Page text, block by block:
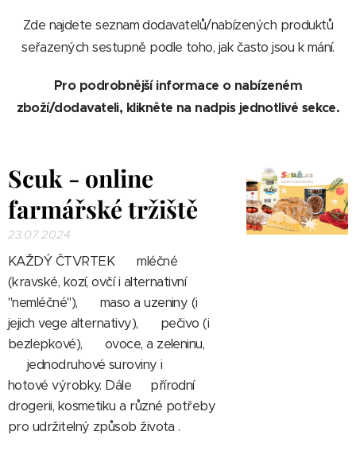
Zde najdete seznam dodavatelů/nabízených produktů
seřazených sestupně podle toho, jak často jsou k mání.
Pro podrobnější informace o nabízeném
zboží/dodavateli, klikněte na nadpis jednotlivé sekce.
Scuk - online
farmářské tržiště
23.07.2024
KAŽDÝ ČTVRTEK
🧈 mléčné
(kravské, kozí, ovčí i alternativní
"nemléčné"), 🥩 maso a uzeniny (i
jejich vege alternativy), 🥐 pečivo (i
bezlepkové), 🍎 ovoce, a zeleninu,
🌾 jednodruhové suroviny i 🥫
hotové výrobky. Dále 🧴přírodní
drogerii, kosmetiku a různé potřeby
pro udržitelný způsob života .